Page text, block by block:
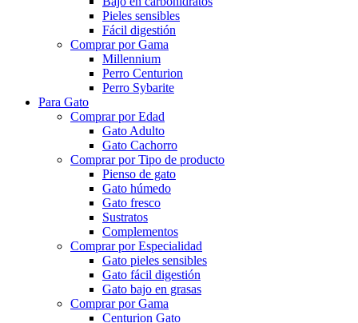
Pieles sensibles
Fácil digestión
Comprar por Gama
Millennium
Perro Centurion
Perro Sybarite
Para Gato
Comprar por Edad
Gato Adulto
Gato Cachorro
Comprar por Tipo de producto
Pienso de gato
Gato húmedo
Gato fresco
Sustratos
Complementos
Comprar por Especialidad
Gato pieles sensibles
Gato fácil digestión
Gato bajo en grasas
Comprar por Gama
Centurion Gato